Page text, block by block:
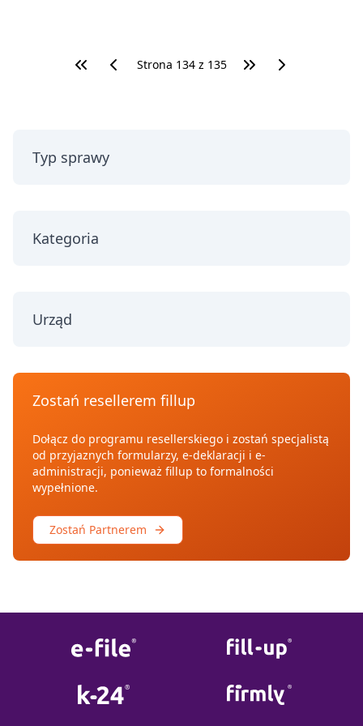
Strona 134z 135
Typ sprawy
Kategoria
Urząd
Zostań resellerem fillup
Dołącz do programu resellerskiego i zostań specjalistą
od przyjaznych formularzy, e-deklaracji i e-
administracji, ponieważ fillup to formalności
wypełnione.
Zostań Partnerem